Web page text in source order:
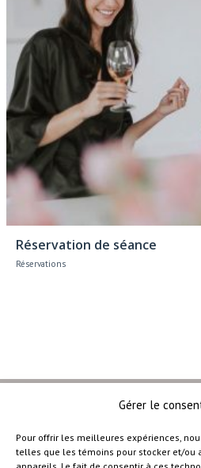
Gérer le
Pour offrir les meilleures expériences,
telles que les témoins pour stocker et/ou
Select options
Réservation de séance
Réservations
–